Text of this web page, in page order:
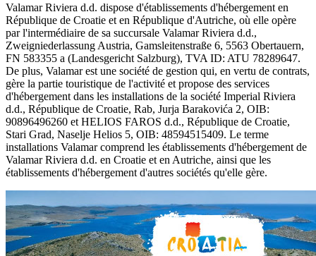
Valamar Riviera d.d. dispose d'établissements d'hébergement en
République de Croatie et en République d'Autriche, où elle opère
par l'intermédiaire de sa succursale Valamar Riviera d.d.,
Zweigniederlassung Austria, Gamsleitenstraße 6, 5563 Obertauern,
FN 583355 a (Landesgericht Salzburg), TVA ID: ATU 78289647.
De plus, Valamar est une société de gestion qui, en vertu de contrats,
gère la partie touristique de l'activité et propose des services
d'hébergement dans les installations de la société Imperial Riviera
d.d., République de Croatie, Rab, Jurja Barakovića 2, OIB:
90896496260 et HELIOS FAROS d.d., République de Croatie,
Stari Grad, Naselje Helios 5, OIB: 48594515409. Le terme
installations Valamar comprend les établissements d'hébergement de
Valamar Riviera d.d. en Croatie et en Autriche, ainsi que les
établissements d'hébergement d'autres sociétés qu'elle gère.